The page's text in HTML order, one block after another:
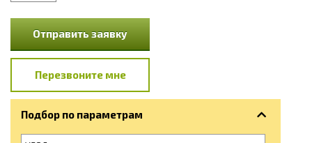
Отправить заявку
Перезвоните мне
Подбор по параметрам